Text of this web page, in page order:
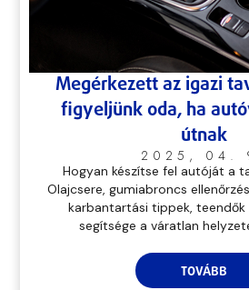
Megérkezett az igazi
figyeljünk oda, ha
útnak
2025, 04.
Hogyan készítse fel autóját a
Olajcsere, gumiabroncs
karbantartási tippek, teendők
segítsége a váratlan
TOVÁBB